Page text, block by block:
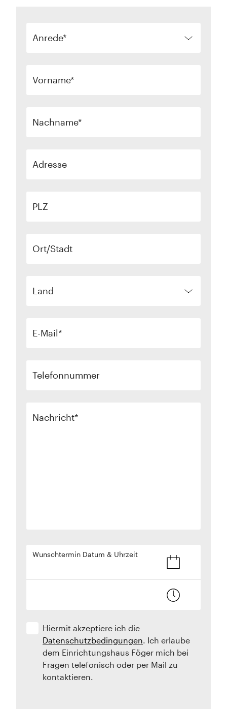
Anrede
Vorname
Nachname
Adresse
PLZ
Ort/Stadt
Land
E-Mail
Telefonnummer
Nachricht
Wunschtermin Datum & Uhrzeit
Hiermit akzeptiere ich die
Datenschutzbedingungen. Ich erlaube
dem Einrichtungshaus Föger mich bei
Fragen telefonisch oder per Mail zu
kontaktieren.